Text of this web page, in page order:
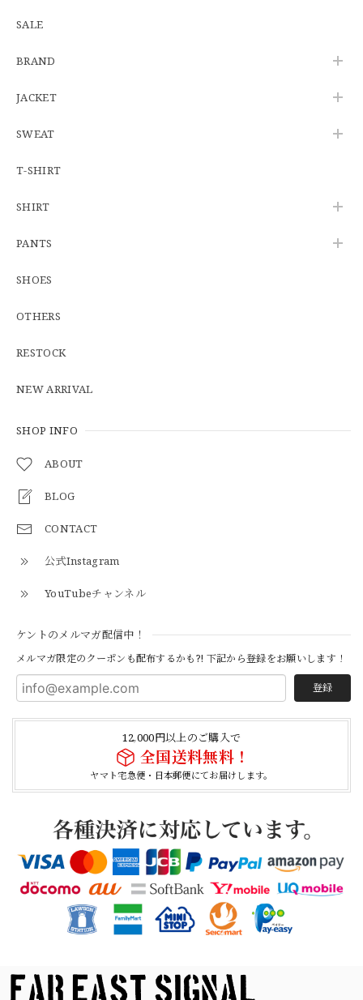
SALE
BRAND
JACKET
SWEAT
T-SHIRT
SHIRT
PANTS
SHOES
OTHERS
RESTOCK
NEW ARRIVAL
SHOP INFO
ABOUT
BLOG
CONTACT
公式Instagram
YouTubeチャンネル
ケントのメルマガ配信中！
メルマガ限定のクーポンも配布するかも?! 下記から登録をお願いします！
登録
12,000円以上のご購入で
全国送料無料！
ヤマト宅急便・日本郵便にてお届けします。
【W34】POLO by Ralph Lauren POLO CHINO ポロチノ ラルフローレン ユーズド No.141
2026/04/27
とても早く対応頂きありがとうございました。
BLACK
2026/04/21
【Cooperstown Ball Cap】Made in USA Baseball Cap "1938 HOLLYWOOD STARS" 新品 クーパーズタウンボールキャップ ハリウッドスターズ 6パネル
NAVY
2026/04/21
⑥サイズ
2026/04/17
German Army Rubber Suspenders "Used" ドイツ軍 ラバーサスペンダー
2026/04/02